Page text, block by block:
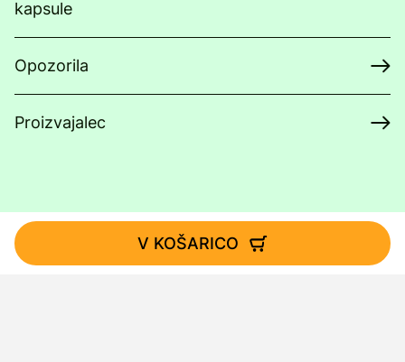
kapsule
Opozorila
Proizvajalec
V KOŠARICO